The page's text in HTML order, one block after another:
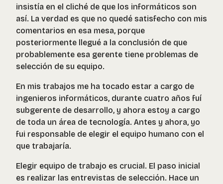
insistía en el cliché de que los informáticos son
así. La verdad es que no quedé satisfecho con mis
comentarios en esa mesa, porque
posteriormente llegué a la conclusión de que
probablemente esa gerente tiene problemas de
selección de su equipo.
En mis trabajos me ha tocado estar a cargo de
ingenieros informáticos, durante cuatro años fuí
subgerente de desarrollo, y ahora estoy a cargo
de toda un área de tecnología. Antes y ahora, yo
fui responsable de elegir el equipo humano con el
que trabajaría.
Elegir equipo de trabajo es crucial. El paso inicial
es realizar las entrevistas de selección. Hace un